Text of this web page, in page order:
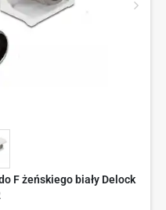
F żeńskiego biały Delock